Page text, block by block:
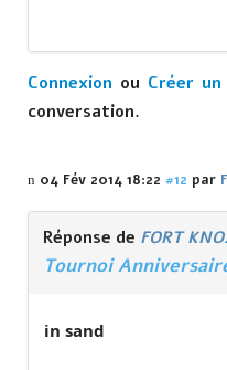
Connexion ou Créer
conversation.
04 Fév 2014 18:22 #12 par
Réponse de FORT
Tournoi
in sand